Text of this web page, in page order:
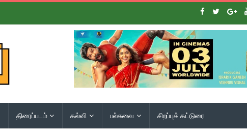
திரைப்படம் கல்வி பல்சுவை சிறப்புக் கட்டுரை